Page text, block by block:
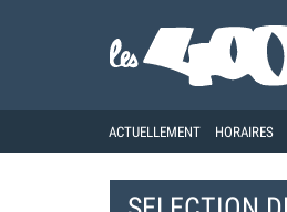
ACTUELLEMENT HORAIRES